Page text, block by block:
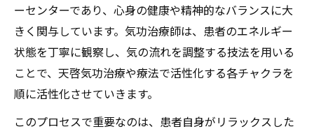
ーセンターであり、心身の健康や精神的なバランスに大
きく関与しています。気功治療師は、患者のエネルギー
状態を丁寧に観察し、気の流れを調整する技法を用いる
ことで、天啓気功治療や療法で活性化する各チャクラを
順に活性化させていきます。
このプロセスで重要なのは、患者自身がリラックスした